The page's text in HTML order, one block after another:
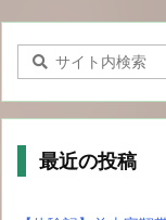
最近の投稿